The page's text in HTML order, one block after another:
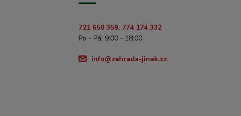
721 650 359, 774 174 332
Po - Pá: 9:00 - 18:00
info@zahrada-jinak.cz